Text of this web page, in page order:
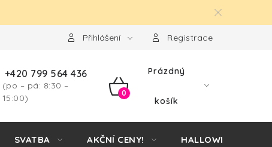
Přihlášení Registrace
+420 799 564 436
(po – pá: 8:30 –
15:00)
NÁKUPNÍ
Prázdný
košík
SVATBA AKČNÍ CENY! HALLOWEEN